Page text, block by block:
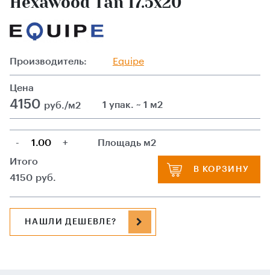
Производитель: Equipe
Цена
4150 руб./м2 1 упак. ~ 1 м2
- +
Площадь м2
Итого
4150 руб.
В КОРЗИНУ
НАШЛИ ДЕШЕВЛЕ?